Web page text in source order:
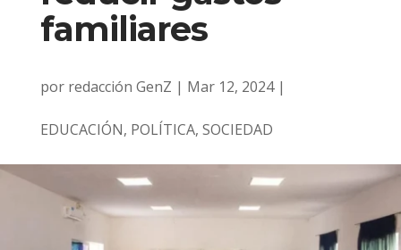
familiares
por redacción GenZ | Mar 12, 2024|
EDUCACIÓN, POLÍTICA, SOCIEDAD